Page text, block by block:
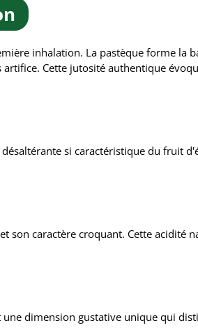
inhalation. La pastèque forme la
Cette jutosité authentique
si caractéristique du fruit
et son caractère croquant. Cette acidité
dimension gustative unique qui